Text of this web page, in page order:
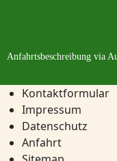
Anfahrtsbeschreibung via
Kontaktformular
Impressum
Datenschutz
Anfahrt